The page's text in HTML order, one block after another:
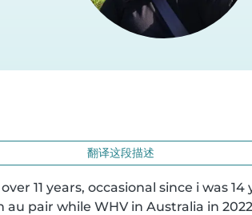
翻译这段描述
11 years, occasional since i was
au pair while WHV in Australia in